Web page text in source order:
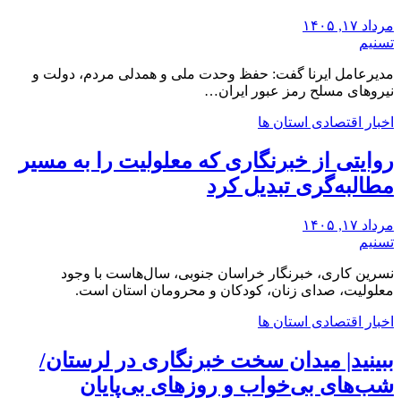
مرداد ۱۷, ۱۴۰۵
تسنیم
مدیرعامل ایرنا گفت: حفظ وحدت ملی و همدلی مردم، دولت و
نیروهای مسلح رمز عبور ایران…
اخبار اقتصادی استان ها
روایتی از خبرنگاری که معلولیت را به مسیر
مطالبه‌گری تبدیل کرد
مرداد ۱۷, ۱۴۰۵
تسنیم
نسرین کاری، خبرنگار خراسان جنوبی، سال‌هاست با وجود
معلولیت، صدای زنان، کودکان و محرومان استان است.
اخبار اقتصادی استان ها
ببینید| میدان سخت خبرنگاری در لرستان/‌
شب‌های بی‌خواب و روزهای بی‌پایان